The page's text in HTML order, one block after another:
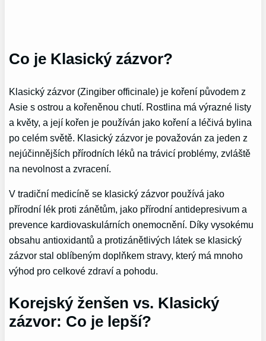
Co je Klasický zázvor?
Klasický zázvor (Zingiber officinale) je koření původem z
Asie s ostrou a kořeněnou chutí. Rostlina má výrazné listy
a květy, a její kořen je používán jako koření a léčivá bylina
po celém světě. Klasický zázvor je považován za jeden z
nejúčinnějších přírodních léků na trávicí problémy, zvláště
na nevolnost a zvracení.
V tradiční medicíně se klasický zázvor používá jako
přírodní lék proti zánětům, jako přírodní antidepresivum a
prevence kardiovaskulárních onemocnění. Díky vysokému
obsahu antioxidantů a protizánětlivých látek se klasický
zázvor stal oblíbeným doplňkem stravy, který má mnoho
výhod pro celkové zdraví a pohodu.
Korejský ženšen vs. Klasický
zázvor: Co je lepší?